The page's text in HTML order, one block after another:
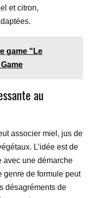
et citron,
game "Le
au
associer miel, jus de
L’idée est de
avec une démarche
genre de formule peut
désagréments de